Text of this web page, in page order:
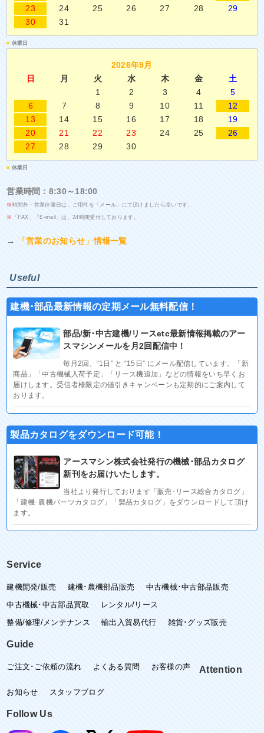
23
24 25 26 27 28
29
30
31
■ 休業日
2026年9月
日
月 火 水 木 金
土
1
2 3 4
5
6
7 8 9 10 11
12
13
14 15 16 17 18
19
20
21 22 23 24 25
26
27
28 29 30
■ 休業日
営業時間：8:30～18:00
※ 時間外・営業休業日は、ご用件を「メール」にて頂けましたら幸いです。
※ 「FAX」「E-mail」は、24時間受付しております。
→ 「営業のお知らせ」情報一覧
Useful
建機･部品最新情報の定期メール無料配信！
部品/新･中古建機/リースetc最新情報掲載のアー
スマシンメールを月2回配信中！
毎月2回、“1日” と “15日” にメール配信しています。「新
商品」「中古機械入荷予定」「リース機追加」などの情報をいち早くお
届けします。受信者様限定の値引きキャンペーンも定期的にご案内して
おります。
製品カタログをダウンロード可能！
アースマシン株式会社発行の機械･部品カタログ
新刊をお届けいたします。
当社より発行しております「販売･リース総合カタログ」
「建機･農機パーツカタログ」「製品カタログ」をダウンロードして頂け
ます。
Service
建機開発/販売 建機･農機部品販売
中古機械･中古部品販売
中古機械･中古部品買取
レンタル/リース
整備/修理/メンテナンス
輸出入貿易代行 雑貨･グッズ販売
Guide
ご注文･ご依頼の流れ よくある質問 お客様の声 Attention
お知らせ スタッフブログ
Follow Us